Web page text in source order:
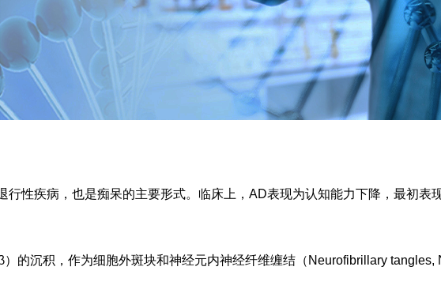
性疾病，也是痴呆的主要形式。临床上，AD表现为认知能力下降，最初表
的沉积，作为细胞外斑块和神经元内神经纤维缠结（Neurofibrillary tangles,